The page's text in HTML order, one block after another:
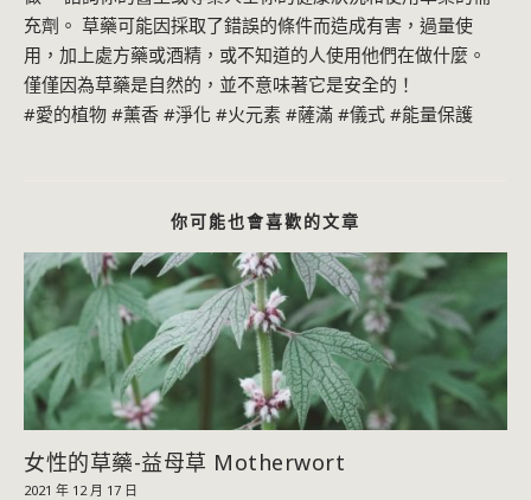
充劑。 草藥可能因採取了錯誤的條件而造成有害，過量使
用，加上處方藥或酒精，或不知道的人使用他們在做什麼。
僅僅因為草藥是自然的，並不意味著它是安全的！
#愛的植物 #薰香 #淨化 #火元素 #薩滿 #儀式 #能量保護
你可能也會喜歡的文章
女性的草藥-益母草 Motherwort
2021 年 12 月 17 日